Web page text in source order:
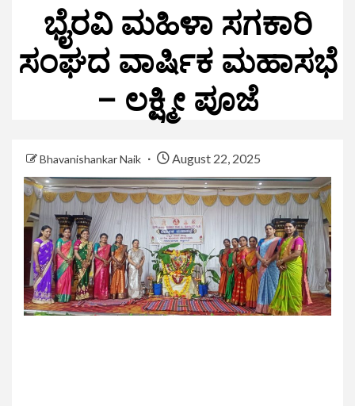
ಭೈರವಿ ಮಹಿಳಾ ಸಗಕಾರಿ
ಸಂಘದ ವಾರ್ಷಿಕ ಮಹಾಸಭೆ
– ಲಕ್ಷ್ಮೀ ಪೂಜೆ
Bhavanishankar Naik August 22, 2025